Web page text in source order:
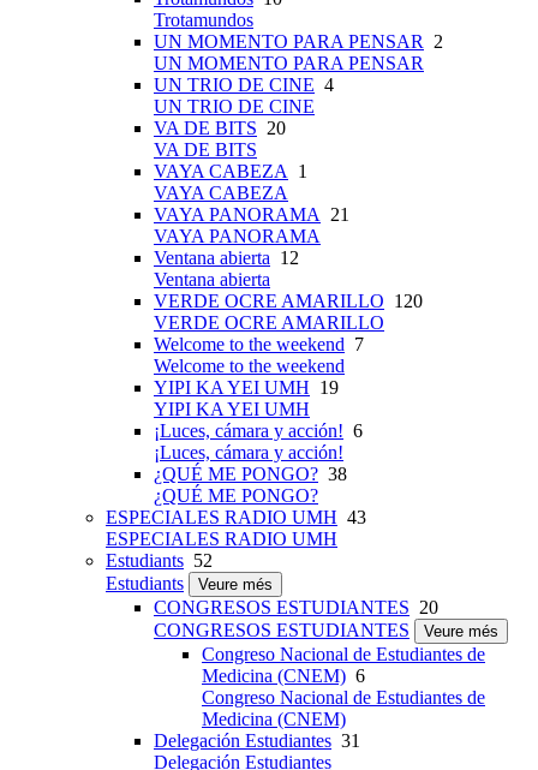
Trotamundos
UN MOMENTO PARA PENSAR 2
UN MOMENTO PARA PENSAR
UN TRIO DE CINE 4
UN TRIO DE CINE
VA DE BITS 20
VA DE BITS
VAYA CABEZA 1
VAYA CABEZA
VAYA PANORAMA 21
VAYA PANORAMA
Ventana abierta 12
Ventana abierta
VERDE OCRE AMARILLO 120
VERDE OCRE AMARILLO
Welcome to the weekend 7
Welcome to the weekend
YIPI KA YEI UMH 19
YIPI KA YEI UMH
¡Luces, cámara y acción! 6
¡Luces, cámara y acción!
¿QUÉ ME PONGO? 38
¿QUÉ ME PONGO?
ESPECIALES RADIO UMH 43
ESPECIALES RADIO UMH
Estudiants 52
Estudiants
Veure més
CONGRESOS ESTUDIANTES 20
CONGRESOS ESTUDIANTES
Veure més
Congreso Nacional de Estudiantes de
Medicina (CNEM) 6
Congreso Nacional de Estudiantes de
Medicina (CNEM)
Delegación Estudiantes 31
Delegación Estudiantes